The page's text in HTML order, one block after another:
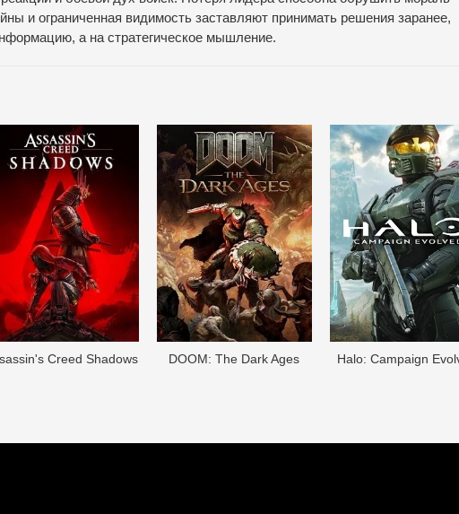
и ограниченная видимость заставляют принимать решения заранее,
а на стратегическое мышление.
Creed Shadows DOОM: The Dark Ages Halo: Campaign